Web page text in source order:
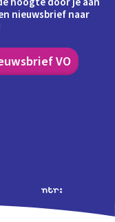
nieuwsbrief naar
VO